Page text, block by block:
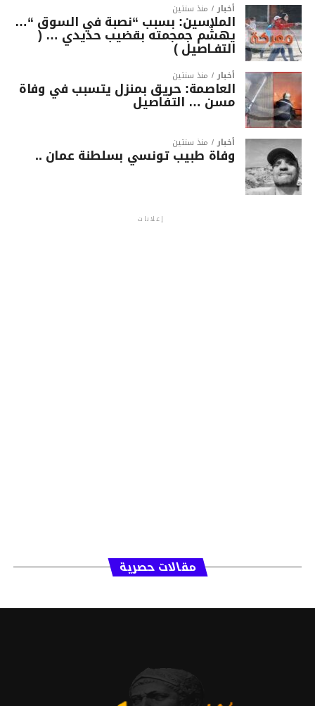
أخبار منذ سنتين
الملاسين: بسبب “نصبة في السوق “…
يهشّم جمجمته بقضيب حديدي … (
التفـاصيل )
أخبار منذ سنتين
العاصمة: حريق بمنزل يتسبب في وفاة
مسن … التفاصيل
أخبار منذ سنتين
وفاة طبيب تونسي بسلطنة عمان ..
إعلانات
مقالات حصرية